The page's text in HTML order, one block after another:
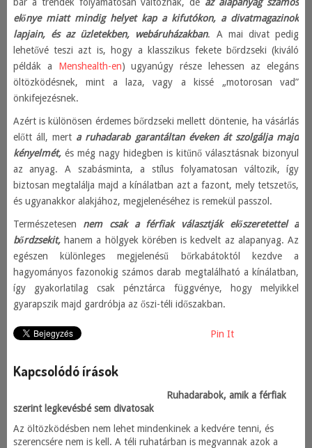
előnye miatt mindig helyet kap a kifutókon, a divatmagazinok
lapjain, és az üzletekben, webáruházakban. A mai divat pedig
lehetővé teszi azt is, hogy a klasszikus fekete bőrdzseki (kiváló
példák a Menshealth-en) ugyanúgy része lehessen az elegáns
öltözködésnek, mint a laza, vagy a kissé „motorosan vad”
önkifejezésnek.
Azért is különösen érdemes bőrdzseki mellett döntenie, ha vásárlás
előtt áll, mert a ruhadarab garantáltan éveken át szolgálja majd
kényelmét,és még nagy hidegben is kitűnő választásnak bizonyul
az anyag. A szabásminta, a stílus folyamatosan változik, így
biztosan megtalálja majd a kínálatban azt a fazont, mely tetszetős,
és ugyanakkor alakjához, megjelenéséhez is remekül passzol.
Természetesen nem csak a férfiak választják előszeretettel a
bőrdzsekit,hanem a hölgyek körében is kedvelt az alapanyag. Az
egészen különleges megjelenésű bőrkabátoktól kezdve a
hagyományos fazonokig számos darab megtalálható a kínálatban,
így gyakorlatilag csak pénztárca függvénye, hogy melyikkel
gyarapszik majd gardróbja az őszi-téli időszakban.
Pin It
Kapcsolódó írások
Ruhadarabok, amik a férfiak
szerint legkevésbé sem divatosak
Az öltözködésben nem lehet mindenkinek a kedvére tenni, és
szerencsére nem is kell. A téli ruhatárban is megvannak azok a